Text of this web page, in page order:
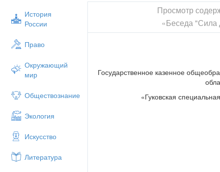
История
России
Право
Окружающий
мир
Обществознание
Экология
Искусство
Литература
Просмотр
«Беседа "Сила
Государственное казенное
«Гуковская